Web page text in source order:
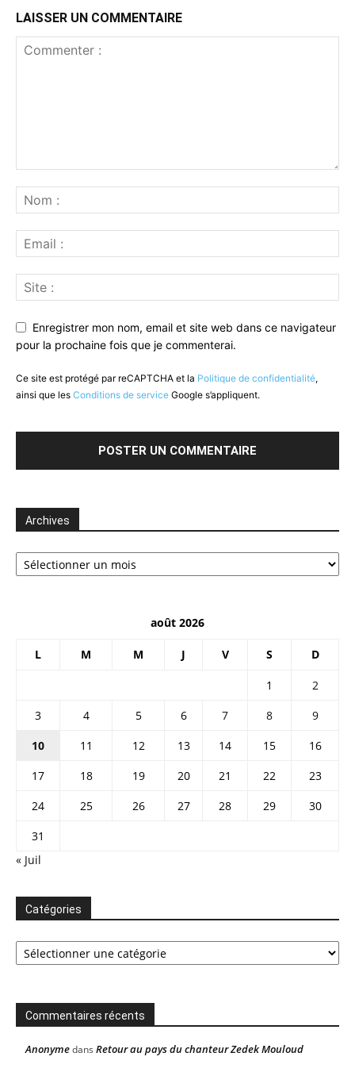
LAISSER UN COMMENTAIRE
Enregistrer mon nom, email et site web dans ce navigateur
pour la prochaine fois que je commenterai.
Ce site est protégé par reCAPTCHA et la Politique de confidentialité,
ainsi que les Conditions de service Google s’appliquent.
Archives
Archives
août 2026
L M M J V S D
1
2
3
4 5 6 7 8
9
10
11 12 13 14 15
16
17
18 19 20 21 22
23
24
25 26 27 28 29
30
31
« Juil
Catégories
Catégories
Commentaires récents
Anonymedans Retour au pays du chanteur Zedek Mouloud